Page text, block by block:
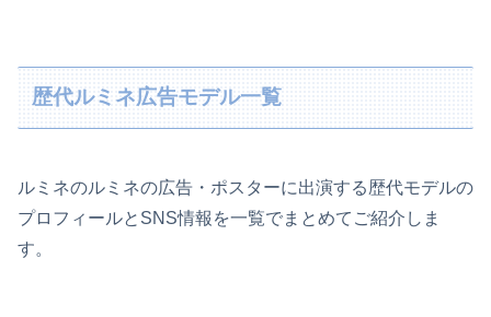
歴代ルミネ広告モデル一覧
ルミネのルミネの広告・ポスターに出演する歴代モデルの
プロフィールとSNS情報を一覧でまとめてご紹介しま
す。